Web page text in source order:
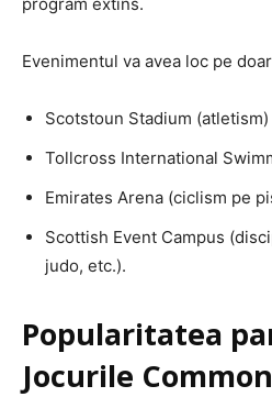
Evenimentul va avea loc pe
Scotstoun Stadium (atletism)
Tollcross International
Emirates Arena (ciclism pe
Scottish Event Campus
judo, etc.).
Popularitatea
Jocurile